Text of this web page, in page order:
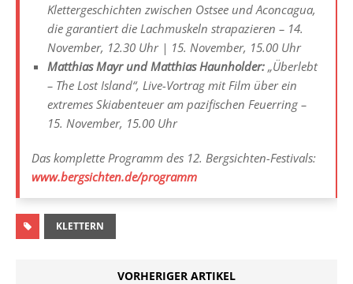
Klettergeschichten zwischen Ostsee und Aconcagua,
die garantiert die Lachmuskeln strapazieren – 14.
November, 12.30 Uhr | 15. November, 15.00 Uhr
Matthias Mayr und Matthias Haunholder: „Überlebt
– The Lost Island“, Live-Vortrag mit Film über ein
extremes Skiabenteuer am pazifischen Feuerring –
15. November, 15.00 Uhr
Das komplette Programm des 12. Bergsichten-Festivals:
www.bergsichten.de/programm
KLETTERN
VORHERIGER ARTIKEL